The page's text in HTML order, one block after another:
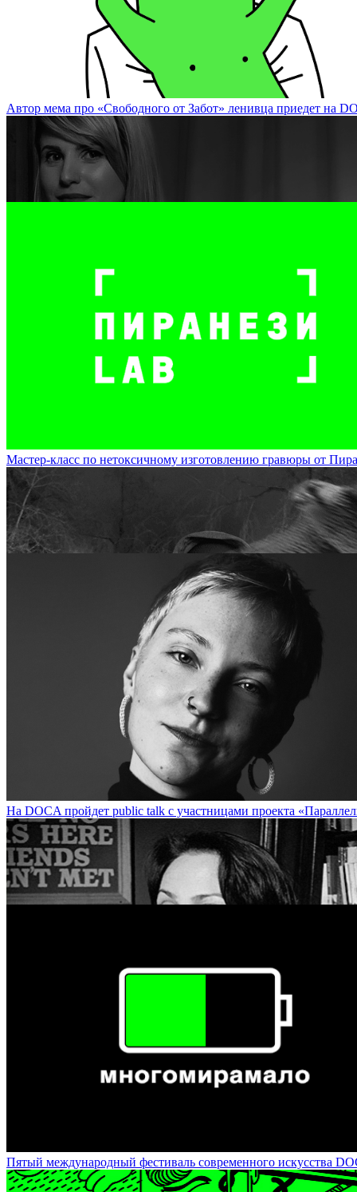
Известный художник Валерий Чтак представит экспозицию
Автор мема про «Свободного от Забот» ленивца приедет на
Художник Маша Иванова представит на DOCA экспозицию
Мастер-класс по нетоксичному изготовлению гравюры от
Стрит-арт-художник Udmurt (Екатеринбург) представит
На DOCA пройдет public talk с участницами проекта
Ирина Чмырева - куратор фото-проектов / Irina Chmyreva:
Пятый международный фестиваль современного искусства